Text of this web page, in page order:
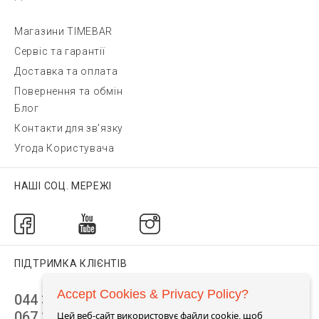
Магазини TIMEBAR
Сервіс та гарантії
Доставка та оплата
Повернення та обмін
Блог
Контакти для зв'язку
Угода Користувача
НАШІ СОЦ. МЕРЕЖІ
ПІДТРИМКА КЛІЄНТІВ
044 392 44 45
Accept Cookies & Privacy Policy?
Цей веб-сайт використовує файли cookie, щоб